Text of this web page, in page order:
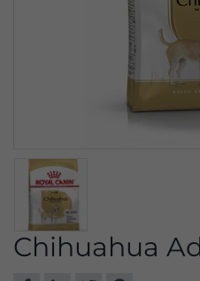
Chihuahua